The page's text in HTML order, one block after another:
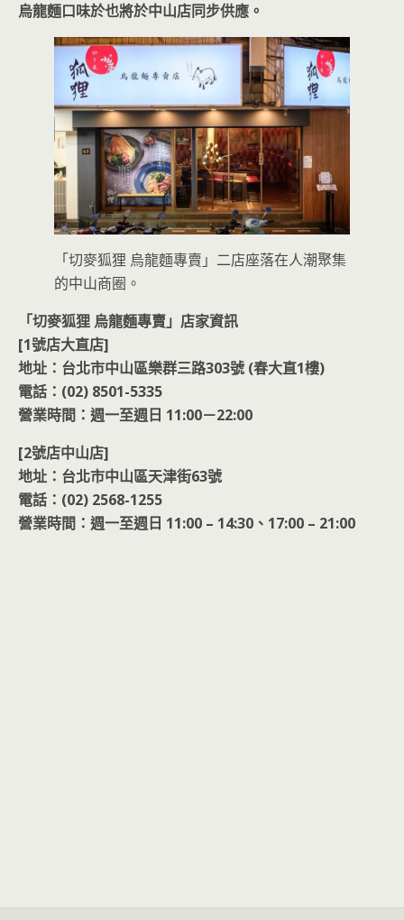
烏龍麵口味於也將於中山店同步供應。
「切麥狐狸 烏龍麵專賣」二店座落在人潮聚集
的中山商圈。
「切麥狐狸 烏龍麵專賣」店家資訊
[1號店大直店]
地址：台北市中山區樂群三路303號 (春大直1樓)
電話：(02) 8501-5335
營業時間：週一至週日 11:00－22:00
[2號店中山店]
地址：台北市中山區天津街63號
電話：(02) 2568-1255
營業時間：週一至週日 11:00 – 14:30、17:00 – 21:00